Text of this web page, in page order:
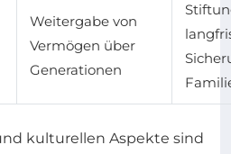
Weitergabe von
Vermögen über
Generationen
kulturellen Aspekte sind